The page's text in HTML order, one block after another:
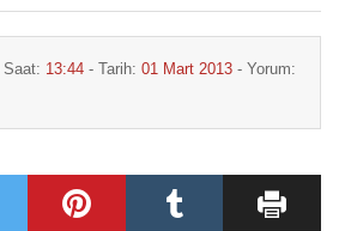
Saat: 13:44 - Tarih: 01 Mart 2013 - Yorum: